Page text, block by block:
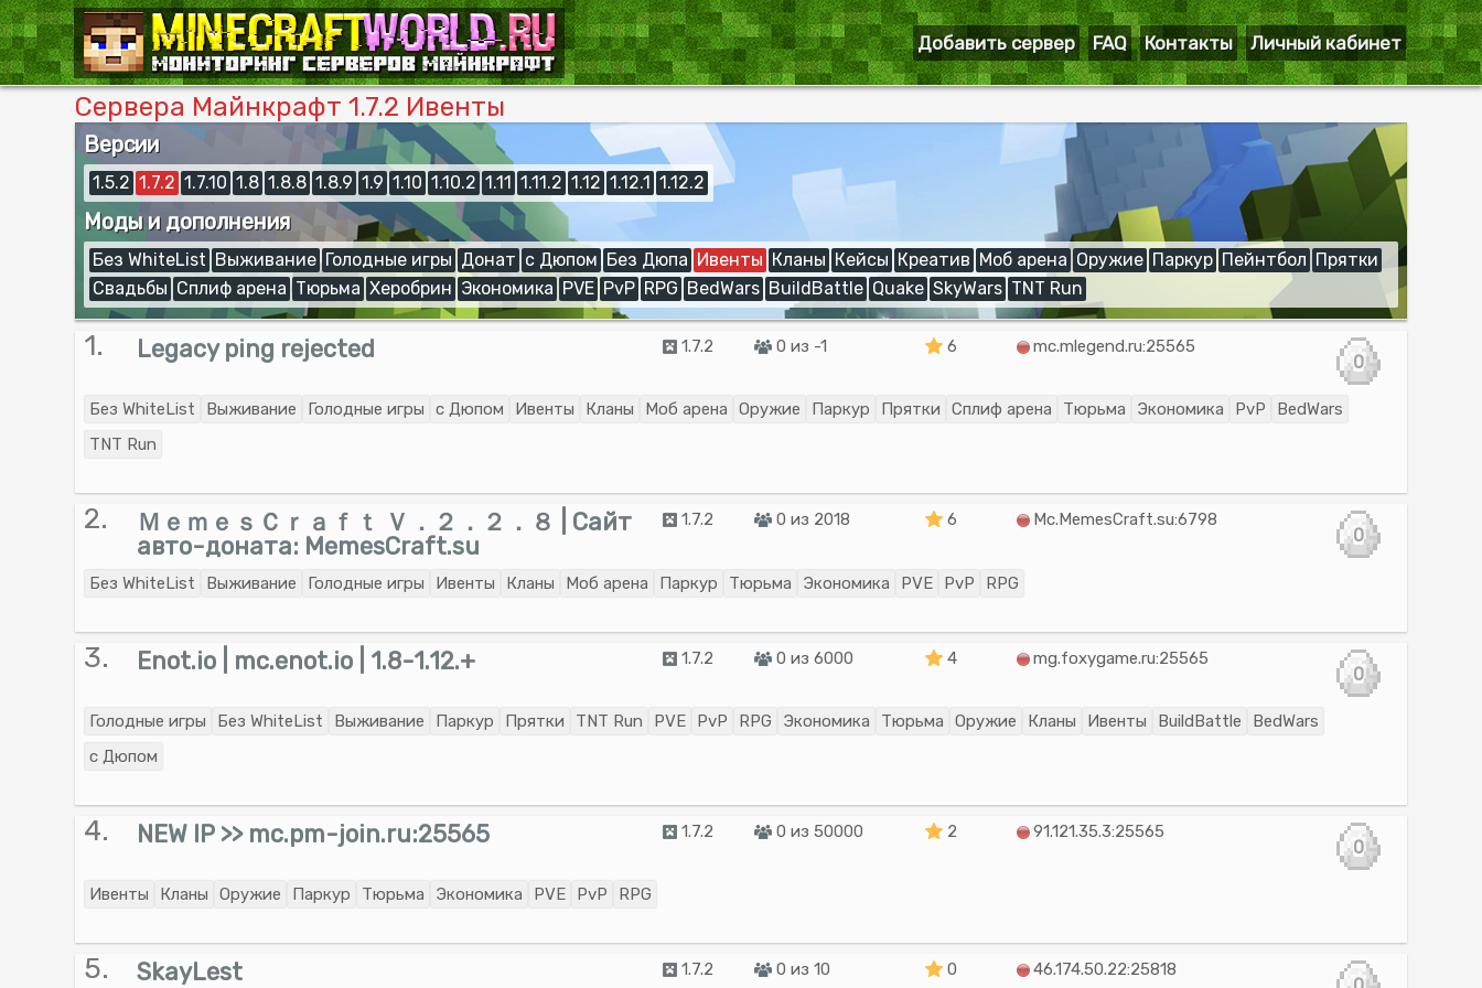
Добавить сервер FAQ Контакты Личный кабинет
Сервера Майнкрафт 1.7.2 Ивенты
Версии
1.5.2 1.7.2 1.7.10 1.8 1.8.8 1.8.9 1.9 1.10 1.10.2 1.11 1.11.2 1.12 1.12.1 1.12.2
Моды и дополнения
Без WhiteList Выживание Голодные игры Донат с Дюпом Без Дюпа Ивенты Кланы Кейсы Креатив Моб арена Оружие Паркур Пейнтбол Прятки
Свадьбы Сплиф арена Тюрьма Херобрин Экономика PVE PvP RPG BedWars BuildBattle Quake SkyWars TNT Run
1. Legacy ping rejected 1.7.2 0 из -1 6 mc.mlegend.ru:25565
0
Без WhiteList Выживание Голодные игры с Дюпом Ивенты Кланы Моб арена Оружие Паркур Прятки Сплиф арена Тюрьма Экономика PvP
BedWars
TNT Run
2.
ＭｅｍｅｓＣｒａｆｔ Ｖ．２．２．８ | Сайт
авто-доната: MemesCraft.su
1.7.2 0 из 2018 6 Mc.MemesCraft.su:6798
0
Без WhiteList Выживание Голодные игры Ивенты Кланы Моб арена Паркур Тюрьма Экономика PVE PvP RPG
3. Enot.io | mc.enot.io | 1.8-1.12.+ 1.7.2 0 из 6000 4 mg.foxygame.ru:25565
0
Голодные игры Без WhiteList Выживание Паркур Прятки TNT Run PVE PvP RPG Экономика Тюрьма Оружие Кланы Ивенты BuildBattle
BedWars
с Дюпом
4. NEW IP >> mc.pm-join.ru:25565 1.7.2 0 из 50000 2 91.121.35.3:25565
0
Ивенты Кланы Оружие Паркур Тюрьма Экономика PVE PvP RPG
5. SkayLest 1.7.2 0 из 10 0 46.174.50.22:25818